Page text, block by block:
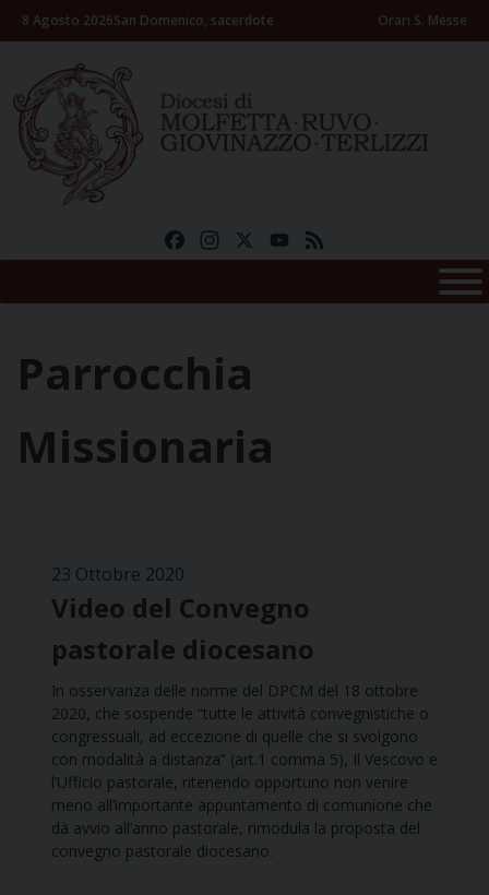
Skip8 Agosto 2026San Domenico, sacerdote Orari S. Messe
FacebookInstagramYouTube
Parrocchia
Missionaria
23 Ottobre 2020
Video del Convegno
pastorale diocesano
In osservanza delle norme del DPCM del 18 ottobre
2020, che sospende “tutte le attività convegnistiche o
congressuali, ad eccezione di quelle che si svolgono
con modalità a distanza” (art.1 comma 5), Il Vescovo e
l’Ufficio pastorale, ritenendo opportuno non venire
meno all’importante appuntamento di comunione che
dà avvio all’anno pastorale, rimodula la proposta del
convegno pastorale diocesano.